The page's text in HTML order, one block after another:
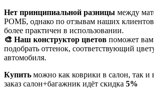
Нет принципиальной разницы между
РОМБ, однако по отзывам наших клиентов
более практичен в использовании.
🎨 Наш конструктор цветов поможет
подобрать оттенок, соответствующий
автомобиля.
Купить можно как коврики в салон, так и
заказ салон+багажник идёт скидка 5%